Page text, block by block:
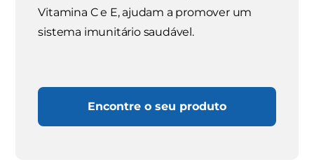
Vitamina C e E, ajudam a promover um
sistema imunitário saudável.
Encontre o seu produto